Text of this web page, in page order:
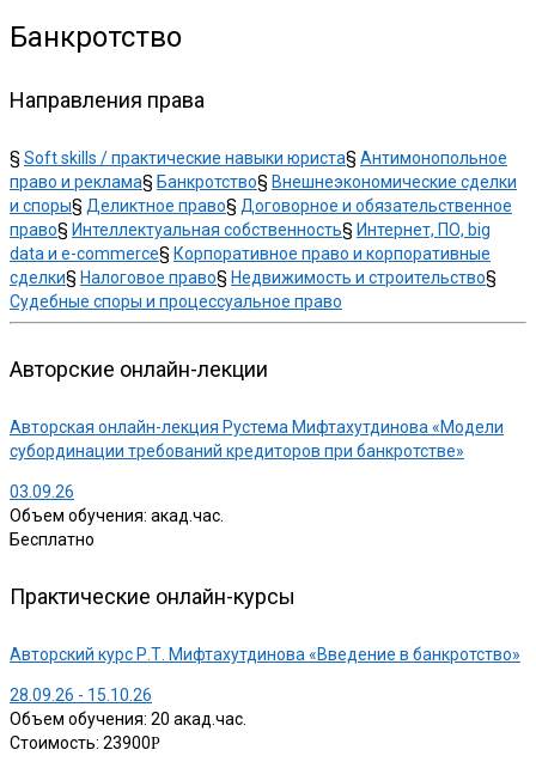
Банкротство
Направления права
§ Soft skills / практические навыки юриста§ Антимонопольное
право и реклама§ Банкротство§ Внешнеэкономические сделки
и споры§ Деликтное право§ Договорное и обязательственное
право§ Интеллектуальная собственность§ Интернет, ПО, big
data и e-commerce§ Корпоративное право и корпоративные
сделки§ Налоговое право§ Недвижимость и строительство§
Судебные споры и процессуальное право
Авторские онлайн-лекции
Авторская онлайн-лекция Рустема Мифтахутдинова «Модели
субординации требований кредиторов при банкротстве»
03.09.26
Объем обучения: акад.час.
Бесплатно
Практические онлайн-курсы
Авторский курс Р.Т. Мифтахутдинова «Введение в банкротство»
28.09.26 - 15.10.26
Объем обучения: 20 акад.час.
Стоимость: 23900Р